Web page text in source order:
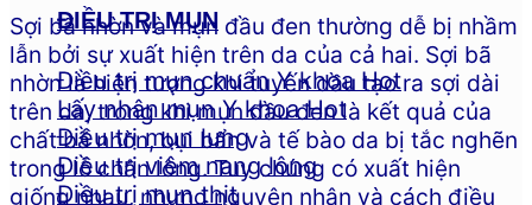
ĐIỀU TRỊ MỤN
Điều trị mụn chuẩn Y khoa
Lấy nhân mụn Y khoa
Điều trị mụn lưng
Điều trị viêm nang lông
Điều trị mụn thịt
Sợi bã nhờn và mụn đầu đen thường dễ bị nhầm
lẫn bởi sự xuất hiện trên da của cả hai. Sợi bã
nhờn là hiện tượng khi tuyến dầu tạo ra sợi dài
trên da, trong khi mụn đầu đen là kết quả của
chất bã nhờn, bụi bẩn và tế bào da bị tắc nghẽn
trong lỗ chân lông. Tuy chúng có xuất hiện
giống nhau, nhưng nguyên nhân và cách điều